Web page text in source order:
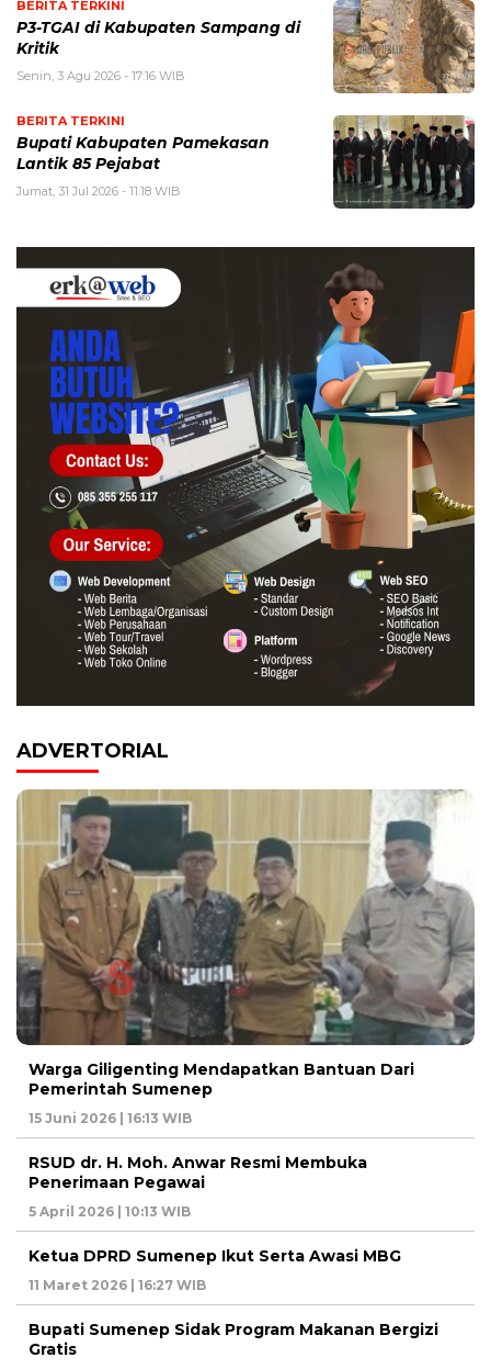
BERITA TERKINI
P3-TGAI di Kabupaten Sampang di
Kritik
Senin, 3 Agu 2026 - 17:16 WIB
BERITA TERKINI
Bupati Kabupaten Pamekasan
Lantik 85 Pejabat
Jumat, 31 Jul 2026 - 11:18 WIB
ADVERTORIAL
Warga Giligenting Mendapatkan Bantuan Dari
Pemerintah Sumenep
15 Juni 2026 | 16:13 WIB
RSUD dr. H. Moh. Anwar Resmi Membuka
Penerimaan Pegawai
5 April 2026 | 10:13 WIB
Ketua DPRD Sumenep Ikut Serta Awasi MBG
11 Maret 2026 | 16:27 WIB
Bupati Sumenep Sidak Program Makanan Bergizi
Gratis